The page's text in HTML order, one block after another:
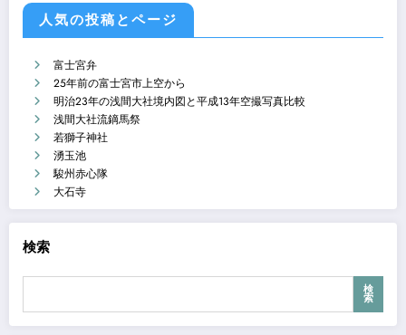
人気の投稿とページ
富士宮弁
25年前の富士宮市上空から
明治23年の浅間大社境内図と平成13年空撮写真比較
浅間大社流鏑馬祭
若獅子神社
湧玉池
駿州赤心隊
大石寺
検索
検
索